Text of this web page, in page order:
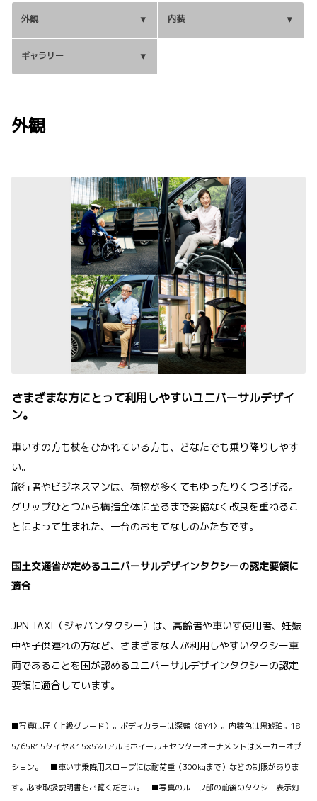
外観 内装
ギャラリー
外観
さまざまな方にとって利用しやすいユニバーサルデザイ
ン。
車いすの方も杖をひかれている方も、どなたでも乗り降りしやす
い。
旅行者やビジネスマンは、荷物が多くてもゆったりくつろげる。
グリップひとつから構造全体に至るまで妥協なく改良を重ねるこ
とによって生まれた、一台のおもてなしのかたちです。
国土交通省が定めるユニバーサルデザインタクシーの認定要領に
適合
JPN TAXI（ジャパンタクシー）は、高齢者や車いす使用者、妊娠
中や子供連れの方など、さまざまな人が利用しやすいタクシー車
両であることを国が認めるユニバーサルデザインタクシーの認定
要領に適合しています。
■写真は匠（上級グレード）。ボディカラーは深藍〈8Y4〉。内装色は黒琥珀。18
5/65R15タイヤ＆15×5½Jアルミホイール＋センターオーナメントはメーカーオプ
ション。 ■車いす乗降用スロープには耐荷重（300kgまで）などの制限がありま
す。必ず取扱説明書をご覧ください。 ■写真のルーフ部の前後のタクシー表示灯